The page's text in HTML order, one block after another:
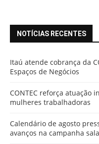
NOTÍCIAS RECENTES
Itaú atende cobrança da
Espaços de Negócios
CONTEC reforça atuação
mulheres trabalhadoras
Calendário de agosto
avanços na campanha